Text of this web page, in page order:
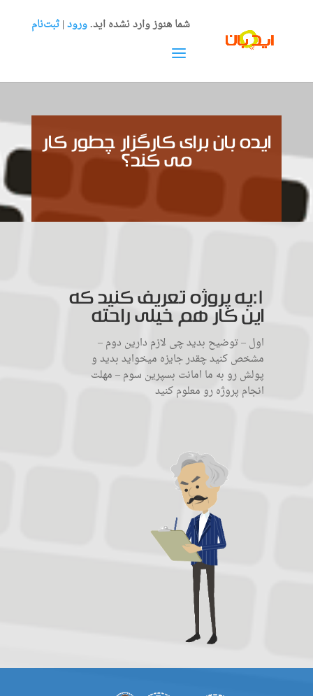
شما هنوز وارد نشده اید.ورود|ثبت‌نام
ایده بان برای کارگزار چطور کار
می کند؟
۱:یه پروژه تعریف کنید که
این کار هم خیلی راحته
اول – توضیح بدید چی لازم دارین دوم –
مشخص کنید چقدر جایزه میخواید بدید و
پولش رو به ما امانت بسپرین سوم – مهلت
انجام پروژه رو معلوم کنید